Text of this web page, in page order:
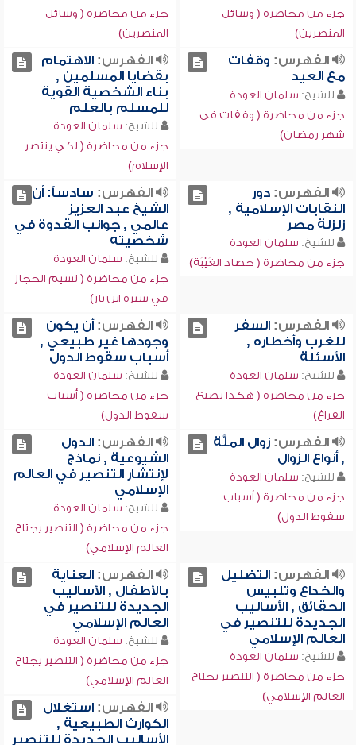
جزء من محاضرة ( وسائل
المنصرين)
جزء من محاضرة ( وسائل
المنصرين)
الفهرس: وقفات
مع العيد
للشيخ: سلمان العودة
جزء من محاضرة ( وقفات في
شهر رمضان)
الفهرس:الاهتمام
بقضايا المسلمين ,
بناء الشخصية القوية
للمسلم بالعلم
للشيخ: سلمان العودة
جزء من محاضرة ( لكي ينتصر
الإسلام)
الفهرس:دور
النقابات الإسلامية ,
زلزلة مصر
للشيخ: سلمان العودة
جزء من محاضرة ( حصاد الغَيْبَة)
الفهرس: سادساًً: أن
الشيخ عبد العزيز
عالمي , جوانب القدوة في
شخصيته
للشيخ: سلمان العودة
جزء من محاضرة ( نسيم الحجاز
في سيرة ابن باز)
الفهرس:السفر
للغرب وأخطاره ,
الأسئلة
للشيخ: سلمان العودة
جزء من محاضرة ( هكذا يصنع
الفراغ)
الفهرس:أن يكون
وجودها غير طبيعي ,
أسباب سقوط الدول
للشيخ: سلمان العودة
جزء من محاضرة ( أسباب
سقوط الدول)
الفهرس:زوال الملَّة
, أنواع الزوال
للشيخ: سلمان العودة
جزء من محاضرة ( أسباب
سقوط الدول)
الفهرس:الدول
الشيوعية , نماذج
لإنتشار التنصير في العالم
الإسلامي
للشيخ: سلمان العودة
جزء من محاضرة ( التنصير يجتاح
العالم الإسلامي)
الفهرس:التضليل
والخداع وتلبيس
الحقائق , الأساليب
الجديدة للتنصير في
العالم الإسلامي
للشيخ: سلمان العودة
جزء من محاضرة ( التنصير يجتاح
العالم الإسلامي)
الفهرس:العناية
بالأطفال , الأساليب
الجديدة للتنصير في
العالم الإسلامي
للشيخ: سلمان العودة
جزء من محاضرة ( التنصير يجتاح
العالم الإسلامي)
الفهرس:استغلال
الكوارث الطبيعية ,
الأساليب الجديدة للتنصير